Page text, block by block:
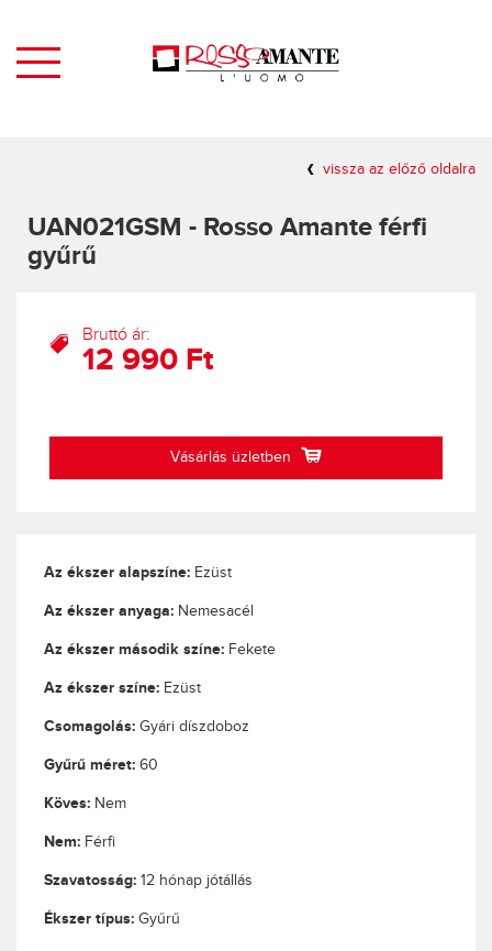
vissza az előző oldalra
UAN021GSM - Rosso Amante férfi
gyűrű
Bruttó ár:
12 990 Ft
Vásárlás üzletben
Az ékszer alapszíne: Ezüst
Az ékszer anyaga: Nemesacél
Az ékszer második színe: Fekete
Az ékszer színe: Ezüst
Csomagolás: Gyári díszdoboz
Gyűrű méret: 60
Köves: Nem
Nem: Férfi
Szavatosság: 12 hónap jótállás
Ékszer típus: Gyűrű